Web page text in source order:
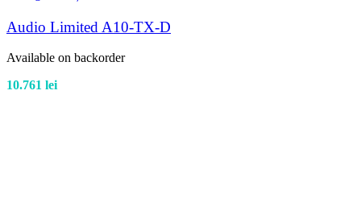
Audio Limited A10-TX-D
Available on backorder
10.761 lei